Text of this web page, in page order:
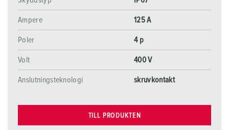
Ampere 125 A
Poler 4 p
Volt 400 V
Anslutningsteknologi skruvkontakt
TILL PRODUKTEN